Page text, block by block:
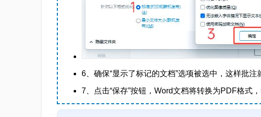
6、确保“显示了标记的文档”选项被选中，这样批注
7、点击“保存”按钮，Word文档将转换为PDF格式，